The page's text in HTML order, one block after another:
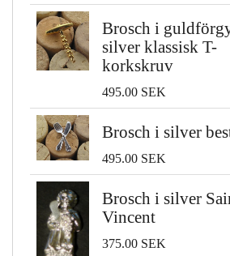
Brosch i
silver klassisk T-
korkskruv
495.00 SEK
Brosch i silver
495.00 SEK
Brosch i silver
Vincent
375.00 SEK